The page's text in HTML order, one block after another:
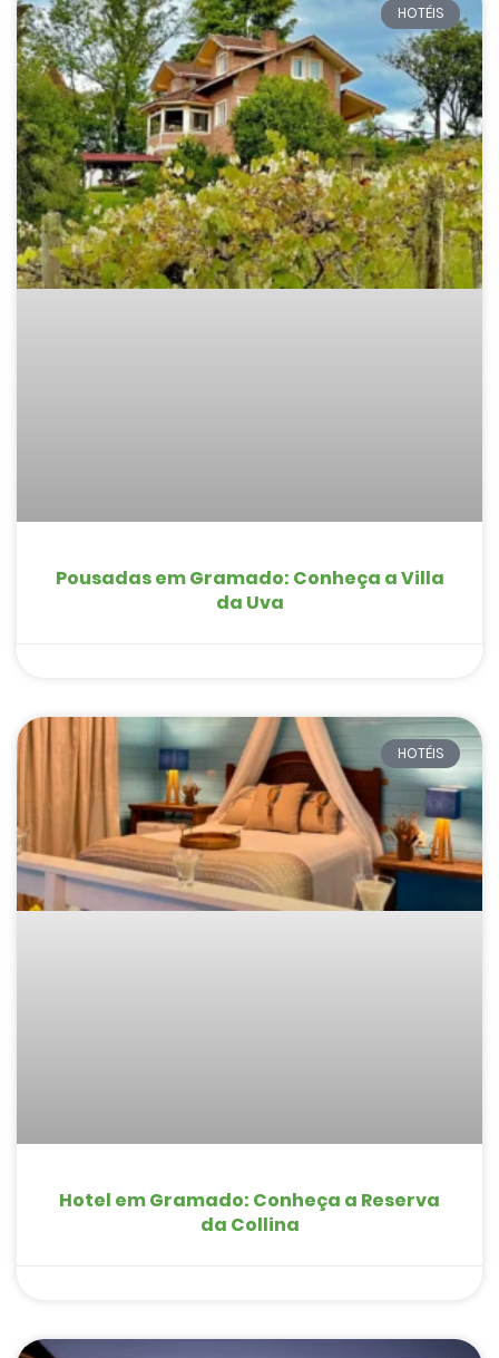
HOTÉIS
Pousadas em Gramado: Conheça a Villa
da Uva
HOTÉIS
Hotel em Gramado: Conheça a Reserva
da Collina